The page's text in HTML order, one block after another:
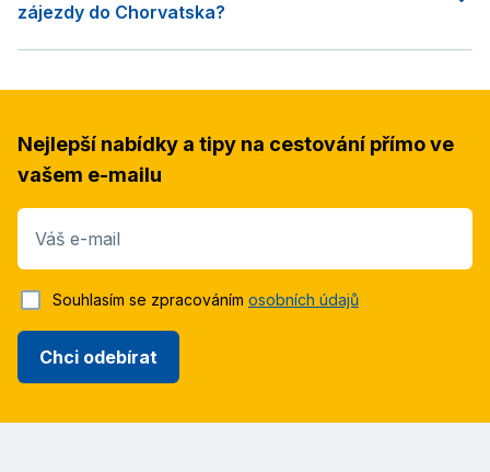
zájezdy do Chorvatska?
Nejlepší nabídky a tipy na cestování přímo ve
vašem e-mailu
Váš e-mail
Chci odebírat
Souhlasím se zpracováním osobních údajů